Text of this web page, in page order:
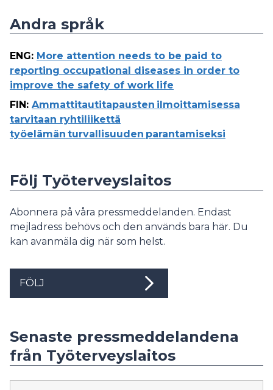
Andra språk
ENG: More attention needs to be paid to
reporting occupational diseases in order to
improve the safety of work life
FIN : Ammattitautitapausten ilmoittamisessa
tarvitaan ryhtiliikettä
työelämän turvallisuuden parantamiseksi
Följ Työterveyslaitos
Abonnera på våra pressmeddelanden. Endast
mejladress behövs och den används bara här. Du
kan avanmäla dig när som helst.
FÖLJ
Senaste pressmeddelandena
från Työterveyslaitos